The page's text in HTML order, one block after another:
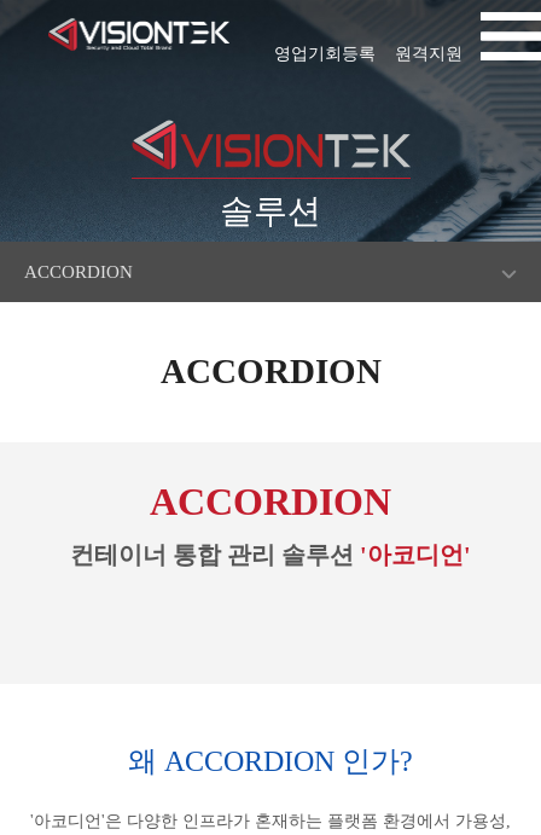
원격지원
영업기회등록
솔루션
ACCORDION
ACCORDION
ACCORDION
컨테이너 통합 관리 솔루션 '아코디언'
왜 ACCORDION 인가?
'아코디언'은 다양한 인프라가 혼재하는 플랫폼 환경에서 가용성,